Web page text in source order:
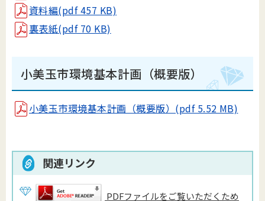
資料編(pdf 457 KB)
裏表紙(pdf 70 KB)
小美玉市環境基本計画（概要版）
小美玉市環境基本計画（概要版）(pdf 5.52 MB)
関連リンク
PDFファイルをご覧いただくため